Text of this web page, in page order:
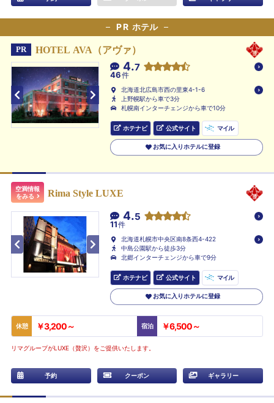
PR ホテル
PR HOTEL AVA（アヴァ）
4.7
46件
北海道北広島市西の里東4-1-6
上野幌駅から車で3分
札幌南インターチェンジから車で10分
ホテナビ 公式サイト マイル
お気に入りホテルに登録
空満情報
をみる
Rima Style LUXE
4.5
11件
北海道札幌市中央区南8条西4-422
中島公園駅から徒歩3分
北郷インターチェンジから車で9分
ホテナビ 公式サイト マイル
お気に入りホテルに登録
休憩 ￥3,200～ 宿泊 ￥6,500～
リマグループがLUXE（贅沢）をご提供いたします。
予約 クーポン ギャラリー